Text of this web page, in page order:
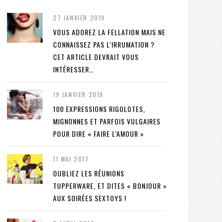
27 JANVIER 2019
VOUS ADOREZ LA FELLATION MAIS NE
CONNAISSEZ PAS L’IRRUMATION ?
CET ARTICLE DEVRAIT VOUS
INTÉRESSER…
19 JANVIER 2019
100 EXPRESSIONS RIGOLOTES,
MIGNONNES ET PARFOIS VULGAIRES
POUR DIRE « FAIRE L’AMOUR »
11 MAI 2017
OUBLIEZ LES RÉUNIONS
TUPPERWARE, ET DITES « BONJOUR »
AUX SOIRÉES SEXTOYS !